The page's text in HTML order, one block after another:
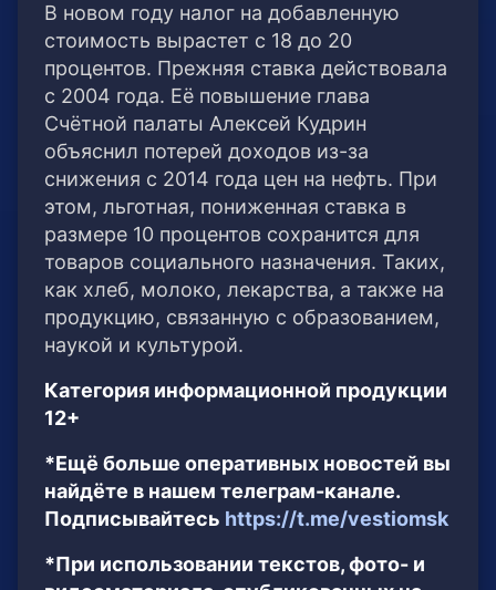
В новом году налог на добавленную
стоимость вырастет с 18 до 20
процентов. Прежняя ставка действовала
с 2004 года. Её повышение глава
Счётной палаты Алексей Кудрин
объяснил потерей доходов из-за
снижения с 2014 года цен на нефть. При
этом, льготная, пониженная ставка в
размере 10 процентов сохранится для
товаров социального назначения. Таких,
как хлеб, молоко, лекарства, а также на
продукцию, связанную с образованием,
наукой и культурой.
Категория информационной продукции
12+
*Ещё больше оперативных новостей вы
найдёте в нашем телеграм-канале.
Подписывайтесь https://t.me/vestiomsk
*При использовании текстов, фото- и